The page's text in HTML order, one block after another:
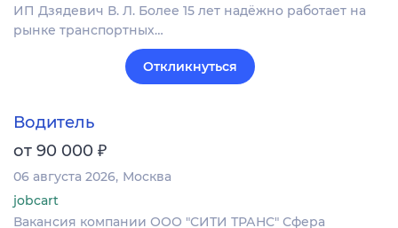
ИП Дзядевич В. Л. Более 15 лет надёжно работает на
рынке транспортных…
Откликнуться
Водитель
от 90 000 ₽
06 августа 2026 Москва
jobcart
Вакансия компании ООО "СИТИ ТРАНС" Сфера